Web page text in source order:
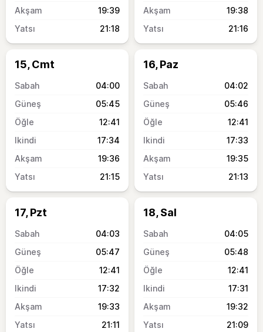
19:39
21:18
19:38
21:16
15, Cmt
04:00
05:45
12:41
17:34
19:36
21:15
16, Paz
04:02
05:46
12:41
17:33
19:35
21:13
17, Pzt
04:03
05:47
12:41
17:32
19:33
21:11
18, Sal
04:05
05:48
12:41
17:31
19:32
21:09